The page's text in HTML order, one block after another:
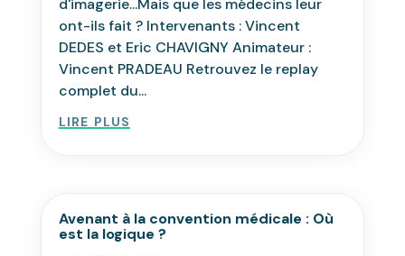
d'imagerie...Mais que les médecins leur
ont-ils fait ? Intervenants : Vincent
DEDES et Eric CHAVIGNY Animateur :
Vincent PRADEAU Retrouvez le replay
complet du...
lire plus
Avenant à la convention médicale : Où
est la logique ?